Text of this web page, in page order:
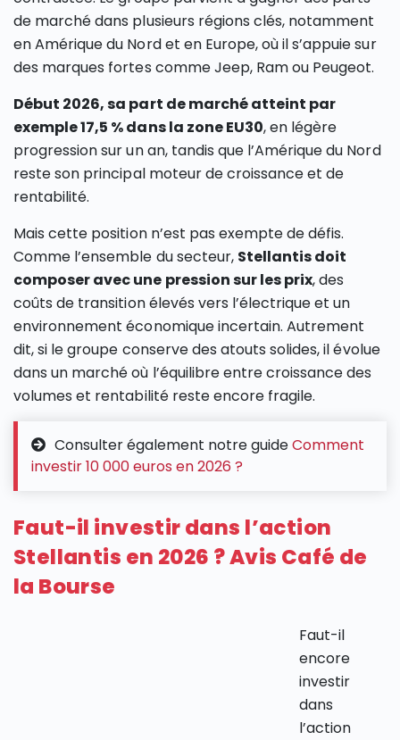
de marché dans plusieurs régions clés, notamment
en Amérique du Nord et en Europe, où il s’appuie sur
des marques fortes comme Jeep, Ram ou Peugeot.
Début 2026, sa part de marché atteint par
exemple 17,5 % dans la zone EU30, en légère
progression sur un an, tandis que l’Amérique du Nord
reste son principal moteur de croissance et de
rentabilité.
Mais cette position n’est pas exempte de défis.
Comme l’ensemble du secteur, Stellantis doit
composer avec une pression sur les prix, des
coûts de transition élevés vers l’électrique et un
environnement économique incertain. Autrement
dit, si le groupe conserve des atouts solides, il évolue
dans un marché où l’équilibre entre croissance des
volumes et rentabilité reste encore fragile.
Consulter également notre guideComment
investir 10 000 euros en 2026 ?
Faut-il investir dans l’action
Stellantis en 2026 ? Avis Café de
la Bourse
Faut-il
encore
investir
dans
l’action